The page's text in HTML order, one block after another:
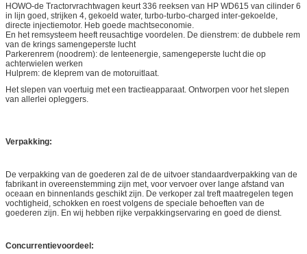
HOWO-de Tractorvrachtwagen keurt 336 reeksen van HP WD615 van cilinder 6
in lijn goed, strijken 4, gekoeld water, turbo-turbo-charged inter-gekoelde,
directe injectiemotor. Heb goede machtseconomie.
En het remsysteem heeft reusachtige voordelen. De dienstrem: de dubbele rem
van de krings samengeperste lucht
Parkerenrem (noodrem): de lenteenergie, samengeperste lucht die op
achterwielen werken
Hulprem: de kleprem van de motoruitlaat.
Het slepen van voertuig met een tractieapparaat. Ontworpen voor het slepen
van allerlei opleggers.
Verpakking:
De verpakking van de goederen zal de de uitvoer standaardverpakking van de
fabrikant in overeenstemming zijn met, voor vervoer over lange afstand van
oceaan en binnenlands geschikt zijn. De verkoper zal treft maatregelen tegen
vochtigheid, schokken en roest volgens de speciale behoeften van de
goederen zijn. En wij hebben rijke verpakkingservaring en goed de dienst.
Concurrentievoordeel: